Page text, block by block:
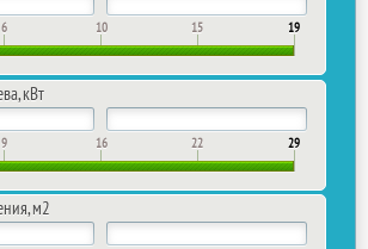
6 10 15 19
кВт
9 16 22 29
м2